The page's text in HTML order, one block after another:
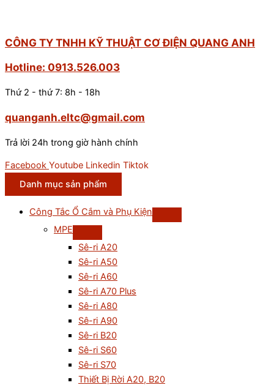
CÔNG TY TNHH KỸ THUẬT CƠ ĐIỆN QUANG ANH
Hotline: 0913.526.003
Thứ 2 - thứ 7: 8h - 18h
quanganh.eltc@gmail.com
Trả lời 24h trong giờ hành chính
Facebook Youtube Linkedin Tiktok
Danh mục sản phẩm
Công Tắc Ổ Cắm và Phụ Kiện
MPE
Sê-ri A20
Sê-ri A50
Sê-ri A60
Sê-ri A70 Plus
Sê-ri A80
Sê-ri A90
Sê-ri B20
Sê-ri S60
Sê-ri S70
Thiết Bị Rời A20, B20